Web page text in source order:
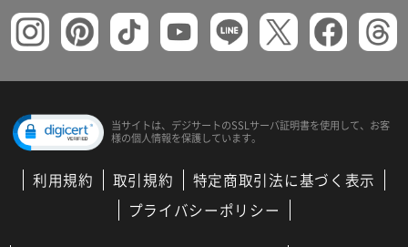
当サイトは、デジサートのSSLサーバ証明書を使用して、 お客
様の個人情報を保護しています。
利用規約 取引規約
特定商取引法に基づく表示
プライバシーポリシー